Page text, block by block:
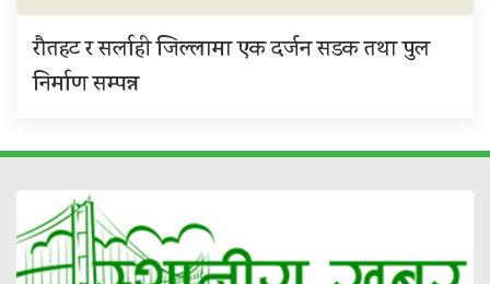
रौतहट र सर्लाही जिल्लामा एक दर्जन सडक तथा पुल
निर्माण सम्पन्न